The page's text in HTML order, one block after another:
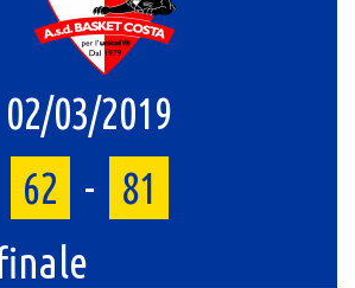
02/03/2019
62
-
81